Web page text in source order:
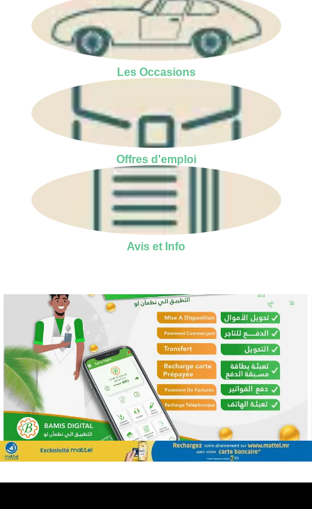
Les Occasions
Offres d'emploi
Avis et Info